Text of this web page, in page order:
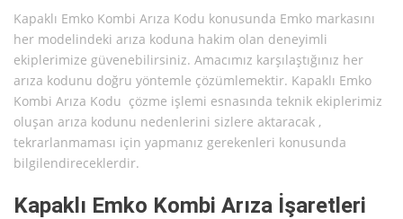
Kapaklı Emko Kombi Arıza Kodu konusunda Emko markasını
her modelindeki arıza koduna hakim olan deneyimli
ekiplerimize güvenebilirsiniz. Amacımız karşılaştığınız her
arıza kodunu doğru yöntemle çözümlemektir. Kapaklı Emko
Kombi Arıza Kodu çözme işlemi esnasında teknik ekiplerimiz
oluşan arıza kodunu nedenlerini sizlere aktaracak ,
tekrarlanmaması için yapmanız gerekenleri konusunda
bilgilendireceklerdir.
Kapaklı Emko Kombi Arıza İşaretleri